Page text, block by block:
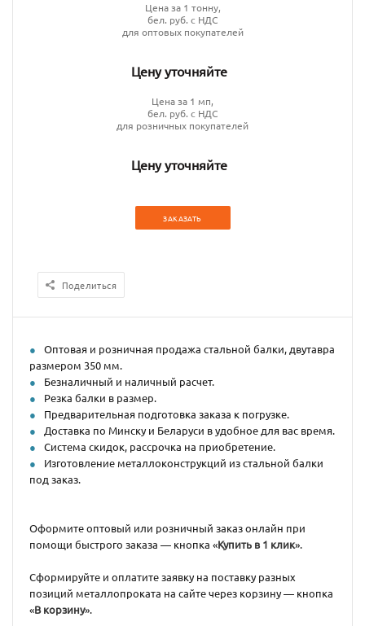
Цена за 1 тонну,
бел. руб. с НДС
для оптовых покупателей
Цену уточняйте
Цена за 1 мп,
бел. руб. с НДС
для розничных покупателей
Цену уточняйте
ЗАКАЗАТЬ
Поделиться
Оптовая и розничная продажа стальной балки, двутавра
размером 350 мм.
Безналичный и наличный расчет.
Резка балки в размер.
Предварительная подготовка заказа к погрузке.
Доставка по Минску и Беларуси в удобное для вас время.
Система скидок, рассрочка на приобретение.
Изготовление металлоконструкций из стальной балки
под заказ.
Оформите оптовый или розничный заказ онлайн при
помощи быстрого заказа — кнопка «Купить в 1 клик».
Сформируйте и оплатите заявку на поставку разных
позиций металлопроката на сайте через корзину — кнопка
«В корзину».